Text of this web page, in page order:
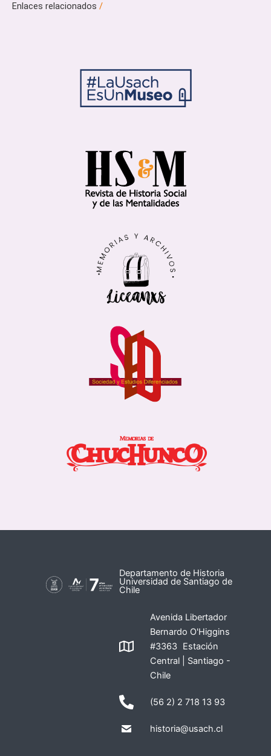
Enlaces relacionados /
Departamento de Historia
Universidad de Santiago de
Chile
Avenida Libertador
Bernardo O'Higgins
#3363 Estación
Central | Santiago -
Chile
(56 2) 2 718 13 93
historia@usach.cl